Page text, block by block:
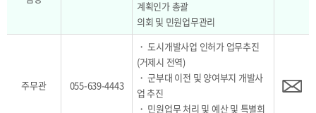
계획인가 총괄
의회 및 민원업무관리
주무관 055-639-4443
・ 도시개발사업 인허가 업무추진
(거제시 전역)
・ 군부대 이전 및 양여부지 개발사
업 추진
・ 민원업무 처리 및 예산 및 특별회